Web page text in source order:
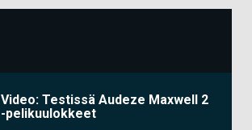
Video: Testissä Audeze Maxwell 2
-pelikuulokkeet